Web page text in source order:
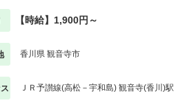
【時給】1,900円～
香川県 観音寺市
ＪＲ予讃線(高松－宇和島) 観音寺(香川)駅